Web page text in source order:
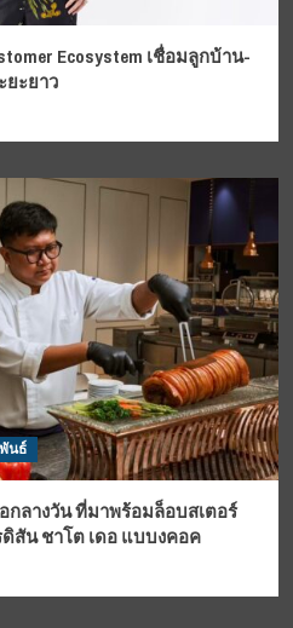
Ecosystem เชื่อมลูกบ้าน-
ะยาว
นธ์
ลางวัน ที่มาพร้อมล็อบสเตอร์
สัน ชาโต เดอ แบบงคอค